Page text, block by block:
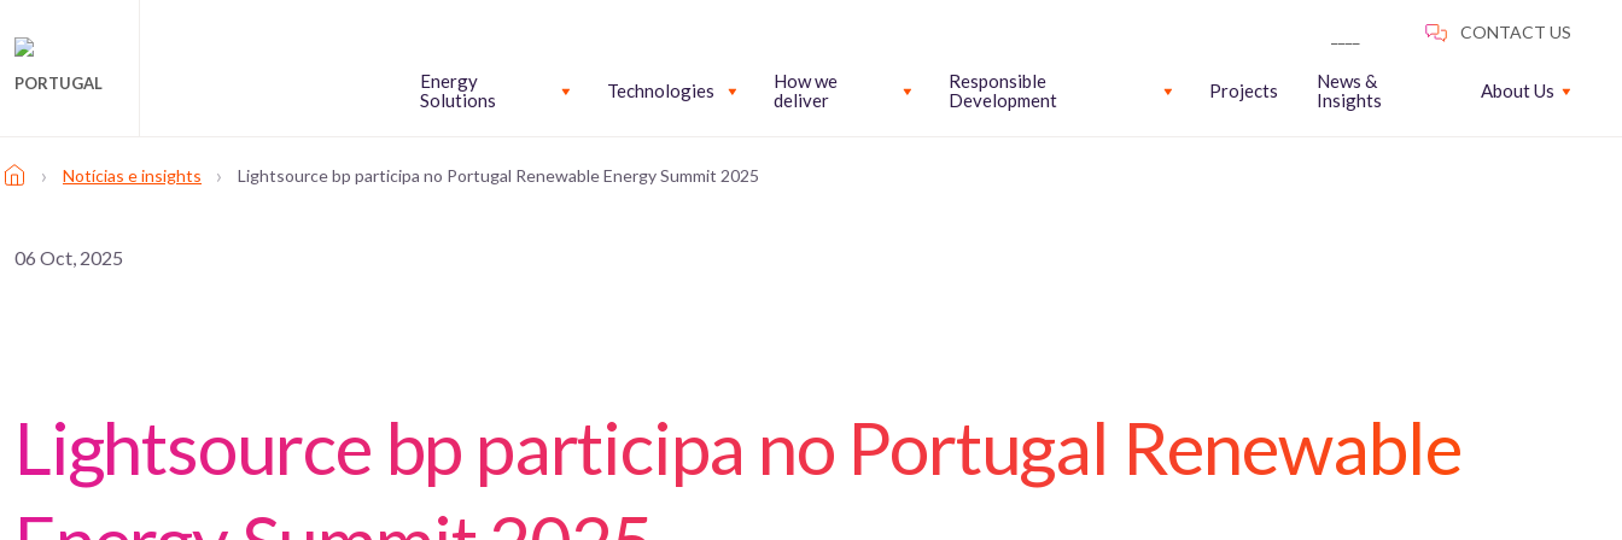
PORTUGAL
Energy
Solutions
Technologies
How we
deliver
Responsible
Development
Projects
News &
Insights
About Us
› Notícias e insights › Lightsource bp participa no Portugal Renewable Energy Summit 2025
06 Oct, 2025
Lightsource bp participa no Portugal Renewable